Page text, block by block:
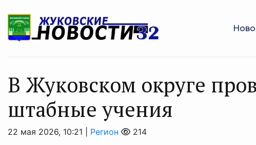
В Жуковском округе
штабные учения
22 мая 2026, 10:21 | Регион 214